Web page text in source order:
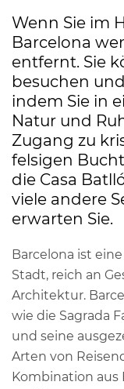
Wenn Sie im
Barcelona
entfernt. Sie
besuchen
indem Sie in
Natur und
Zugang zu
felsigen
die Casa
viele andere
erwarten Sie.
Barcelona ist
Stadt, reich an
Architektur.
wie die Sagrada
und seine
Arten von
Kombination aus